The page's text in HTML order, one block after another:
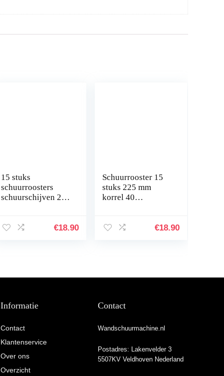
15 stuks
schuurroosters
schuurschijven 225
schuurbladen
€18.90
Schuurrooster 15
stuks 225 mm
korrel 40
schuurbladen
€18.90
Informatie
Contact
Klantenservice
Over ons
Overzicht
Contact
Wandschuurmachine.nl
Postadres: Lakenvelder 3
5507KV Veldhoven Nederland